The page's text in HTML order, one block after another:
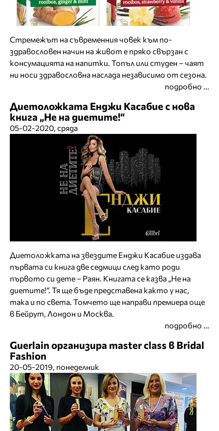
Стремежът на съвременния човек към по-
здравословен начин на живот е пряко свързан с
консумацията на напитки. Топъл или студен – чаят
ни носи здравословна наслада независимо от сезона.
подробно ...
Диетоложката Енджи Касабие с нова
книга „Не на диетите!“
05-02-2020, сряда
Диетоложката на звездите Енджи Касабие издава
първата си книга две седмици след като роди
първото си дете – Раян. Книгата се казва „Не на
диетите!“. Тя ще бъде представена както у нас,
така и по света. Томчето ще направи премиера още
в Бейрут, Лондон и Москва.
подробно ...
Guerlain организира master class в Bridal
Fashion
20-05-2019, понеделник